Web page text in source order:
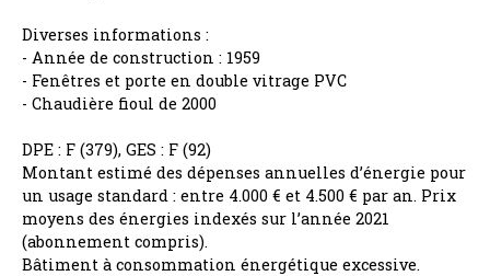
Diverses informations :
- Année de construction : 1959
- Fenêtres et porte en double vitrage PVC
- Chaudière fioul de 2000
DPE : F (379), GES : F (92)
Montant estimé des dépenses annuelles d’énergie pour
un usage standard : entre 4.000 € et 4.500 € par an. Prix
moyens des énergies indexés sur l’année 2021
(abonnement compris).
Bâtiment à consommation énergétique excessive.